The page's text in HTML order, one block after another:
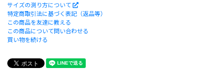
サイズの測り方について
特定商取引法に基づく表記（返品等）
この商品を友達に教える
この商品について問い合わせる
買い物を続ける